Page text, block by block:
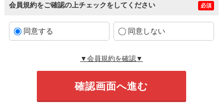
会員規約をご確認の上チェックをしてください 必須
同意する 同意しない
▼会員規約を確認▼